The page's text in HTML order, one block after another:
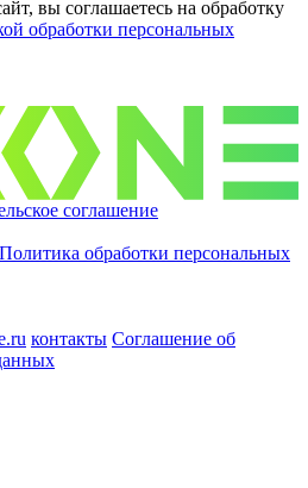
вы соглашаетесь на обработку
обработки персональных
соглашение
Политика обработки персональных
контакты Соглашение об